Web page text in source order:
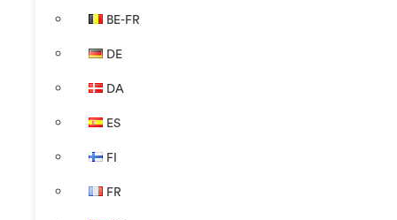
BE-FR
DE
DA
ES
FI
FR